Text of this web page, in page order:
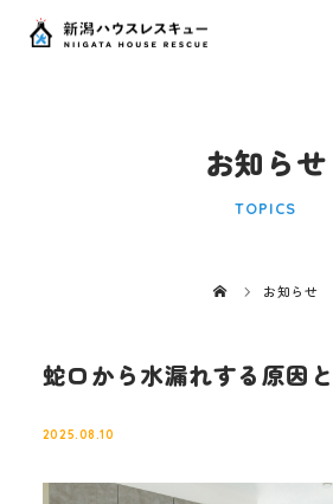
お知らせ
TOPICS
お知らせ
蛇口から水漏れする原因
2025.08.10